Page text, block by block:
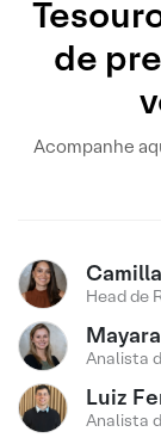
de
Acompanhe
Head de
Analista
Luiz
Analista